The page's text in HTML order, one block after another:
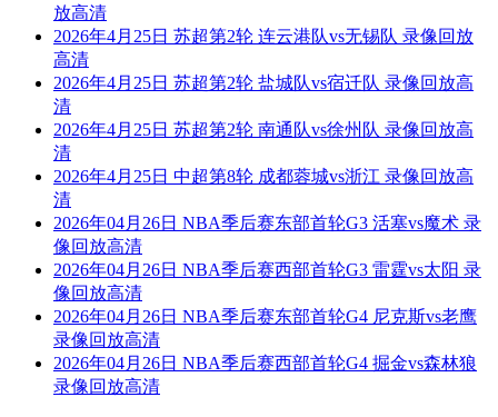
放高清
2026年4月25日 苏超第2轮 连云港队vs无锡队 录像回放
高清
2026年4月25日 苏超第2轮 盐城队vs宿迁队 录像回放高
清
2026年4月25日 苏超第2轮 南通队vs徐州队 录像回放高
清
2026年4月25日 中超第8轮 成都蓉城vs浙江 录像回放高
清
2026年04月26日 NBA季后赛东部首轮G3 活塞vs魔术 录
像回放高清
2026年04月26日 NBA季后赛西部首轮G3 雷霆vs太阳 录
像回放高清
2026年04月26日 NBA季后赛东部首轮G4 尼克斯vs老鹰
录像回放高清
2026年04月26日 NBA季后赛西部首轮G4 掘金vs森林狼
录像回放高清